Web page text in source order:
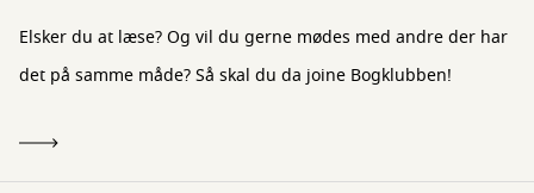
Elsker du at læse? Og vil du gerne mødes med andre der har
det på samme måde? Så skal du da joine Bogklubben!